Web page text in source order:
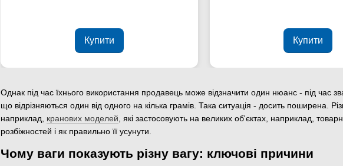
Купити Купити
Однак під час їхнього використання продавець може відзначити один нюанс - під час
що відрізняються один від одного на кілька грамів. Така ситуація - досить поширена.
наприклад, кранових моделей , які застосовують на великих об'єктах, наприклад,
розбіжностей і як правильно її усунути.
Чому ваги показують різну вагу: ключові причини